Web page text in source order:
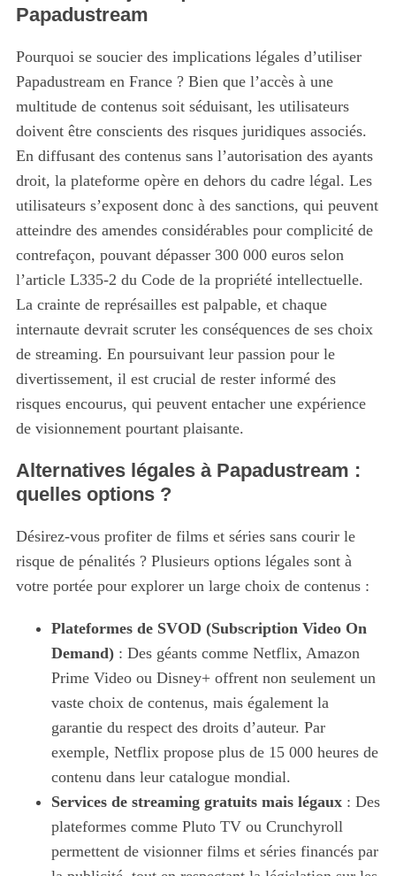
Papadustream
Pourquoi se soucier des implications légales d’utiliser
Papadustream en France ? Bien que l’accès à une
multitude de contenus soit séduisant, les utilisateurs
doivent être conscients des risques juridiques associés.
En diffusant des contenus sans l’autorisation des ayants
droit, la plateforme opère en dehors du cadre légal. Les
utilisateurs s’exposent donc à des sanctions, qui peuvent
atteindre des amendes considérables pour complicité de
contrefaçon, pouvant dépasser 300 000 euros selon
l’article L335-2 du Code de la propriété intellectuelle.
La crainte de représailles est palpable, et chaque
internaute devrait scruter les conséquences de ses choix
de streaming. En poursuivant leur passion pour le
divertissement, il est crucial de rester informé des
risques encourus, qui peuvent entacher une expérience
de visionnement pourtant plaisante.
Alternatives légales à Papadustream :
quelles options ?
Désirez-vous profiter de films et séries sans courir le
risque de pénalités ? Plusieurs options légales sont à
votre portée pour explorer un large choix de contenus :
Plateformes de SVOD (Subscription Video On
Demand): Des géants comme Netflix, Amazon
Prime Video ou Disney+ offrent non seulement un
vaste choix de contenus, mais également la
garantie du respect des droits d’auteur. Par
exemple, Netflix propose plus de 15 000 heures de
contenu dans leur catalogue mondial.
Services de streaming gratuits mais légaux: Des
plateformes comme Pluto TV ou Crunchyroll
permettent de visionner films et séries financés par